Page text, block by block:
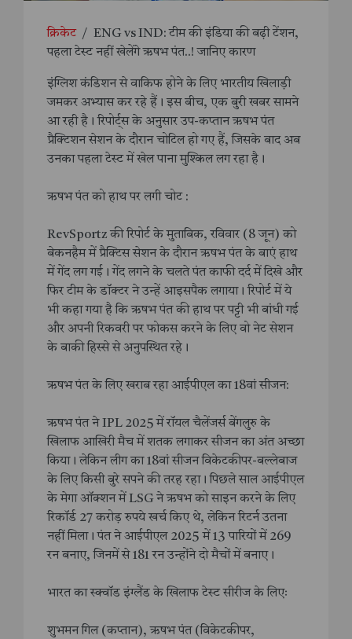
क्रिकेट / ENG vs IND: टीम की इंडिया की बढ़ी टेंशन,
पहला टेस्ट नहीं खेलेंगे ऋषभ पंत..! जानिए कारण
इंग्लिश कंडिशन से वाकिफ होने के लिए भारतीय खिलाड़ी
जमकर अभ्यास कर रहे हैं। इस बीच, एक बुरी खबर सामने
आ रही है। रिपोर्ट्स के अनुसार उप-कप्तान ऋषभ पंत
प्रैक्टिशन सेशन के दौरान चोटिल हो गए हैं, जिसके बाद अब
उनका पहला टेस्ट में खेल पाना मुश्किल लग रहा है।
ऋषभ पंत को हाथ पर लगी चोट :
RevSportz की रिपोर्ट के मुताबिक, रविवार (8 जून) को
बेकनहैम में प्रैक्टिस सेशन के दौरान ऋषभ पंत के बाएं हाथ
में गेंद लग गई। गेंद लगने के चलते पंत काफी दर्द में दिखे और
फिर टीम के डॉक्टर ने उन्हें आइसपैक लगाया। रिपोर्ट में ये
भी कहा गया है कि ऋषभ पंत की हाथ पर पट्टी भी बांधी गई
और अपनी रिकवरी पर फोकस करने के लिए वो नेट सेशन
के बाकी हिस्से से अनुपस्थित रहे।
ऋषभ पंत के लिए खराब रहा आईपीएल का 18वां सीजन:
ऋषभ पंत ने IPL 2025 में रॉयल चैलेंजर्स बेंगलुरु के
खिलाफ आखिरी मैच में शतक लगाकर सीजन का अंत अच्छा
किया। लेकिन लीग का 18वां सीजन विकेटकीपर-बल्लेबाज
के लिए किसी बुरे सपने की तरह रहा। पिछले साल आईपीएल
के मेगा ऑक्शन में LSG ने ऋषभ को साइन करने के लिए
रिकॉर्ड 27 करोड़ रुपये खर्च किए थे, लेकिन रिटर्न उतना
नहीं मिला। पंत ने आईपीएल 2025 में 13 पारियों में 269
रन बनाए, जिनमें से 181 रन उन्होंने दो मैचों में बनाए।
भारत का स्क्वॉड इंग्लैंड के खिलाफ टेस्ट सीरीज के लिएः
शुभमन गिल (कप्तान), ऋषभ पंत (विकेटकीपर,